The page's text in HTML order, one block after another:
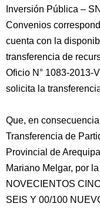
Inversión Pública –
Convenios
cuenta con la
transferencia de
Oficio N° 1083-2013-
solicita la
Que, en
Transferencia de
Provincial de
Mariano Melgar, por
NOVECIENTOS
SEIS Y 00/100